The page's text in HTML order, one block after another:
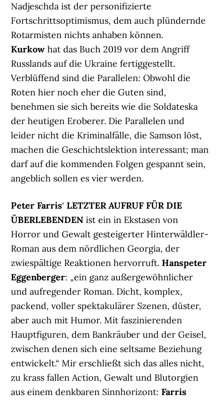
Nadjeschda ist der personifizierte
Fortschrittsoptimismus, dem auch plündernde
Rotarmisten nichts anhaben können.
Kurkow hat das Buch 2019 vor dem Angriff
Russlands auf die Ukraine fertiggestellt.
Verblüffend sind die Parallelen: Obwohl die
Roten hier noch eher die Guten sind,
benehmen sie sich bereits wie die Soldateska
der heutigen Eroberer. Die Parallelen und
leider nicht die Kriminalfälle, die Samson löst,
machen die Geschichtslektion interessant; man
darf auf die kommenden Folgen gespannt sein,
angeblich sollen es vier werden.
Peter Farris‘LETZTER AUFRUF FÜR DIE
ÜBERLEBENDEN ist ein in Ekstasen von
Horror und Gewalt gesteigerter Hinterwäldler-
Roman aus dem nördlichen Georgia, der
zwiespältige Reaktionen hervorruft.Hanspeter
Eggenberger: „ein ganz außergewöhnlicher
und aufregender Roman. Dicht, komplex,
packend, voller spektakulärer Szenen, düster,
aber auch mit Humor. Mit faszinierenden
Hauptfiguren, dem Bankräuber und der Geisel,
zwischen denen sich eine seltsame Beziehung
entwickelt.“ Mir erschließt sich das alles nicht,
zu krass fallen Action, Gewalt und Blutorgien
aus einem denkbaren Sinnhorizont:Farris